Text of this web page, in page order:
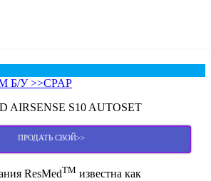
Б/У >>CPAP
AIRSENSE S10 AUTOSET
ПРОДАТЬ СВОЙ>>
ResMedTM известна как